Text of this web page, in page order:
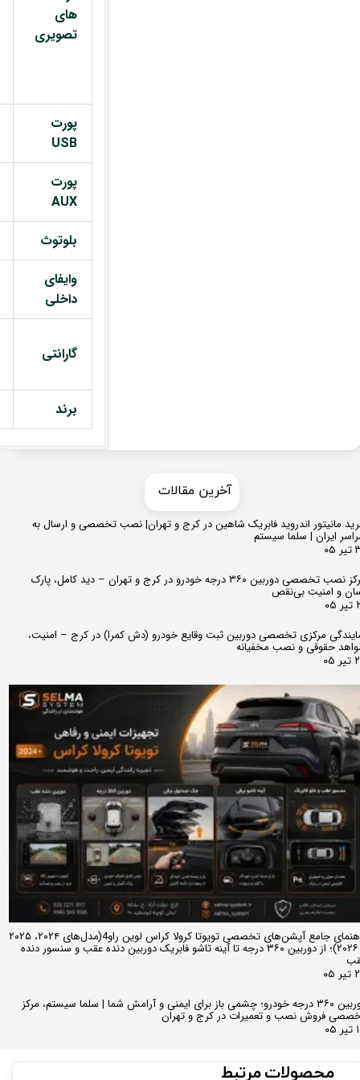
های
تصویری
پورت
USB
پورت
AUX
بلوتوث
وایفای
داخلی
گارانتی
برند
مانیتور اندروید فابریک شاهین در کرج و تهران| نصب تخصصی و ارسال به
ایران | سلما سیستم
مرکز نصب تخصصی دوربین ۳۶۰ درجه خودرو در کرج و تهران – دید کامل، پارک
و امنیت بی‌نقص
مرکزی تخصصی دوربین ثبت وقایع خودرو (دش کمرا) در کرج – امنیت،
حقوقی و نصب مخفیانه
راهنمای جامع آپشن‌های تخصصی تویوتا کرولا کراس لوین راو4(مدل‌های ۲۰۲۴، ۲۰۲۵
و ۲۰۲۶)؛ از دوربین ۳۶۰ درجه تا آینه تاشو فابریک دوربین دنده عقب و سنسور دنده
دوربین ۳۶۰ درجه خودرو؛ چشمی باز برای ایمنی و آرامش شما | سلما سیستم، مرکز
فروش نصب و تعمیرات در کرج و تهران
​​آخرین مقالات
محصولات مرتبط